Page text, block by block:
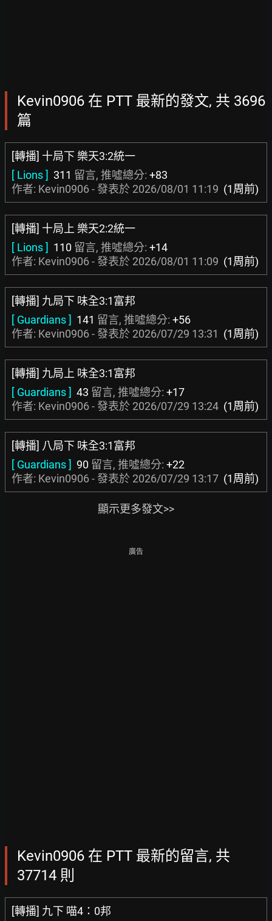
Kevin0906 在 PTT 最新的發文, 共 3696
篇
[轉播] 十局下 樂天3:2統一
[ Lions ] 311 留言, 推噓總分: +83
作者: Kevin0906 - 發表於 2026/08/01 11:19 (1周前)
[轉播] 十局上 樂天2:2統一
[ Lions ] 110 留言, 推噓總分: +14
作者: Kevin0906 - 發表於 2026/08/01 11:09 (1周前)
[轉播] 九局下 味全3:1富邦
[ Guardians ] 141 留言, 推噓總分: +56
作者: Kevin0906 - 發表於 2026/07/29 13:31 (1周前)
[轉播] 九局上 味全3:1富邦
[ Guardians ] 43 留言, 推噓總分: +17
作者: Kevin0906 - 發表於 2026/07/29 13:24 (1周前)
[轉播] 八局下 味全3:1富邦
[ Guardians ] 90 留言, 推噓總分: +22
作者: Kevin0906 - 發表於 2026/07/29 13:17 (1周前)
顯示更多發文>>
廣告
Kevin0906 在 PTT 最新的留言, 共
37714 則
[轉播] 九下 喵4：0邦